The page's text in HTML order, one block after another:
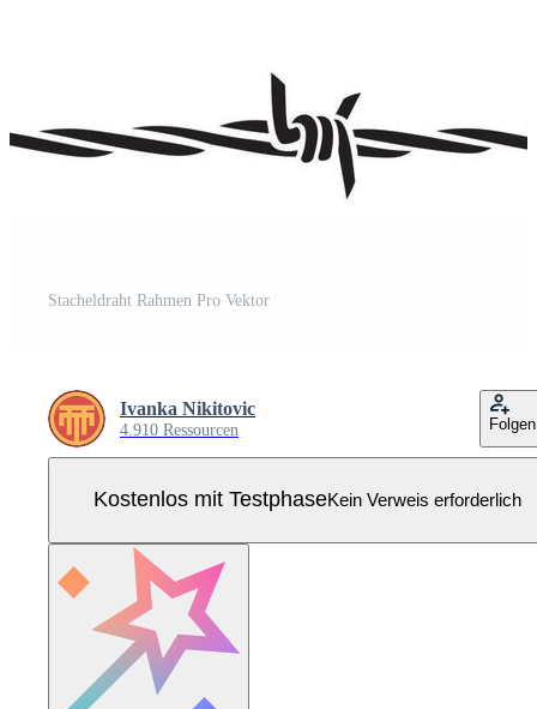
Stacheldraht Rahmen Pro Vektor
Ivanka Nikitovic
4.910 Ressourcen Folgen
Kostenlos mit TestphaseKein Verweis erforderlich